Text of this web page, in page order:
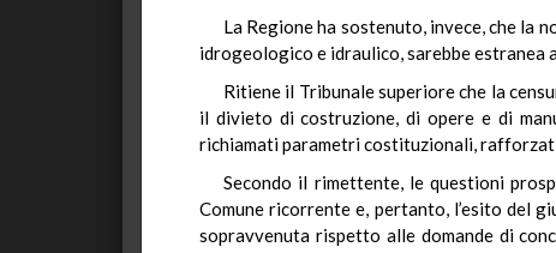
La Regione ha sostenuto, invece, che la
idrogeologico e idraulico, sarebbe estranea
Ritiene il Tribunale superiore che la
il divieto di costruzione, di opere e di
richiamati parametri costituzionali,
Secondo il rimettente, le questioni
Comune ricorrente e, pertanto, l’esito del
sopravvenuta rispetto alle domande di